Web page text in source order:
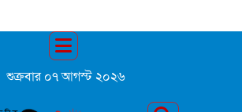
শুক্রবার ০৭ আগস্ট ২০২৬